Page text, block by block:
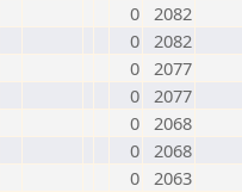
0 2082
0 2082
0 2077
0 2077
0 2068
0 2068
0 2063